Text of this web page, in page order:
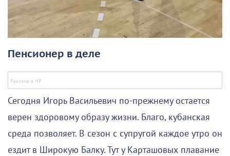
Пенсионер в деле
Сегодня Игорь Васильевич по-прежнему остается
верен здоровому образу жизни. Благо, кубанская
среда позволяет. В сезон с супругой каждое утро он
ездит в Широкую Балку. Тут у Карташовых плавание